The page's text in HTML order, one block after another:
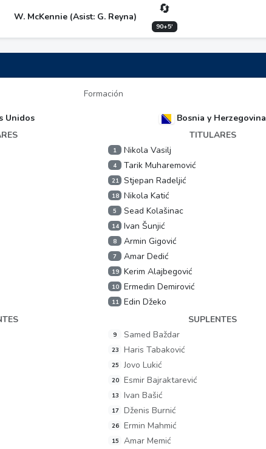
W. McKennie (Asist: G. Reyna) 🔄
90+5'
Formación
Unidos
Bosnia y Herzegovina
TITULARES
1 Nikola Vasilj
4 Tarik Muharemović
21 Stjepan Radeljić
18 Nikola Katić
5 Sead Kolašinac
14 Ivan Šunjić
8 Armin Gigović
7 Amar Dedić
19 Kerim Alajbegović
10 Ermedin Demirović
11
Edin Džeko
SUPLENTES
9 Samed Baždar
23 Haris Tabaković
25 Jovo Lukić
20 Esmir Bajraktarević
13 Ivan Bašić
17 Dženis Burnić
26 Ermin Mahmić
15 Amar Memić